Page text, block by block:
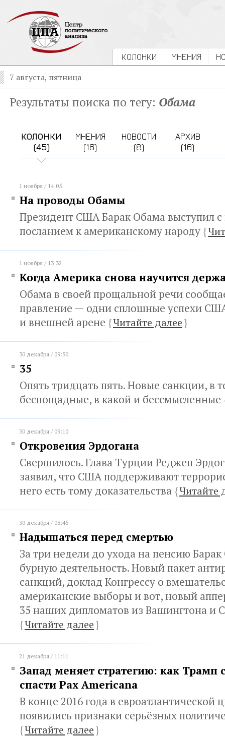
КОЛОНКИ МНЕНИЯ
7 августа, пятница
Результаты поиска по тегу: Обама
КОЛОНКИ
(45)
МНЕНИЯ
(16)
НОВОСТИ
(8)
АРХИВ
(16)
1 ноября / 14:05
На проводы Обамы
Президент США Барак Обама выступил
посланием к американскому народу {
1 ноября / 13:32
Когда Америка снова научится
Обама в своей прощальной речи
правление — одни сплошные успехи
и внешней арене {Читайте далее}
30 декабря / 09:50
35
Опять тридцать пять. Новые санкции, в
беспощадные, в какой и бессмысленные
30 декабря / 09:10
Откровения Эрдогана
Свершилось. Глава Турции Реджеп
заявил, что США поддерживают
него есть тому доказательства {Читайте
30 декабря / 08:46
Надышаться перед смертью
За три недели до ухода на пенсию
бурную деятельность. Новый пакет
санкций, доклад Конгрессу о
американские выборы и вот, новый
35 наших дипломатов из Вашингтона и
{Читайте далее}
21 декабря / 11:11
Запад меняет стратегию: как Трамп
спасти Pax Americana
В конце 2016 года в евроатлантической
появились признаки серьёзных
{Читайте далее}